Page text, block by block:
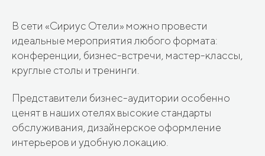
В сети «Сириус Отели» можно провести
идеальные мероприятия любого формата:
конференции, бизнес-встречи, мастер-классы,
круглые столы и тренинги.
Представители бизнес-аудитории особенно
ценят в наших отелях высокие стандарты
обслуживания, дизайнерское оформление
интерьеров и удобную локацию.